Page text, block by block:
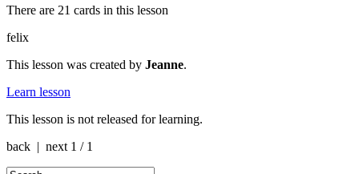
There are 21 cards in this lesson
felix
This lesson was created by Jeanne.
Learn lesson
This lesson is not released for learning.
back | next 1 / 1